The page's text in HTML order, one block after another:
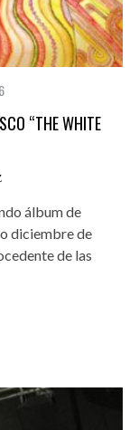
“THE WHITE
álbum de
diciembre de
de las